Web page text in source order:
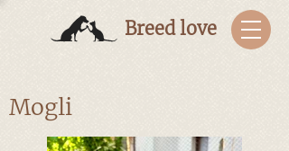
Breed love
Mogli